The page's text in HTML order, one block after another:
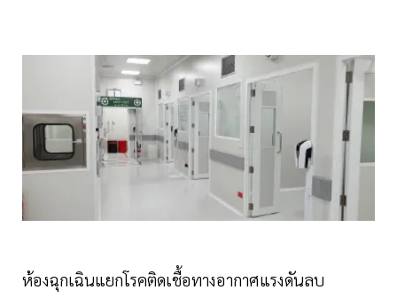
ห้องฉุกเฉินแยกโรคติดเชื้อทางอากาศแรงดันลบ